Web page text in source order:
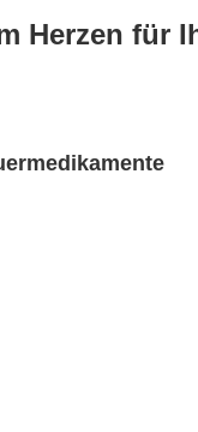
Herzen für